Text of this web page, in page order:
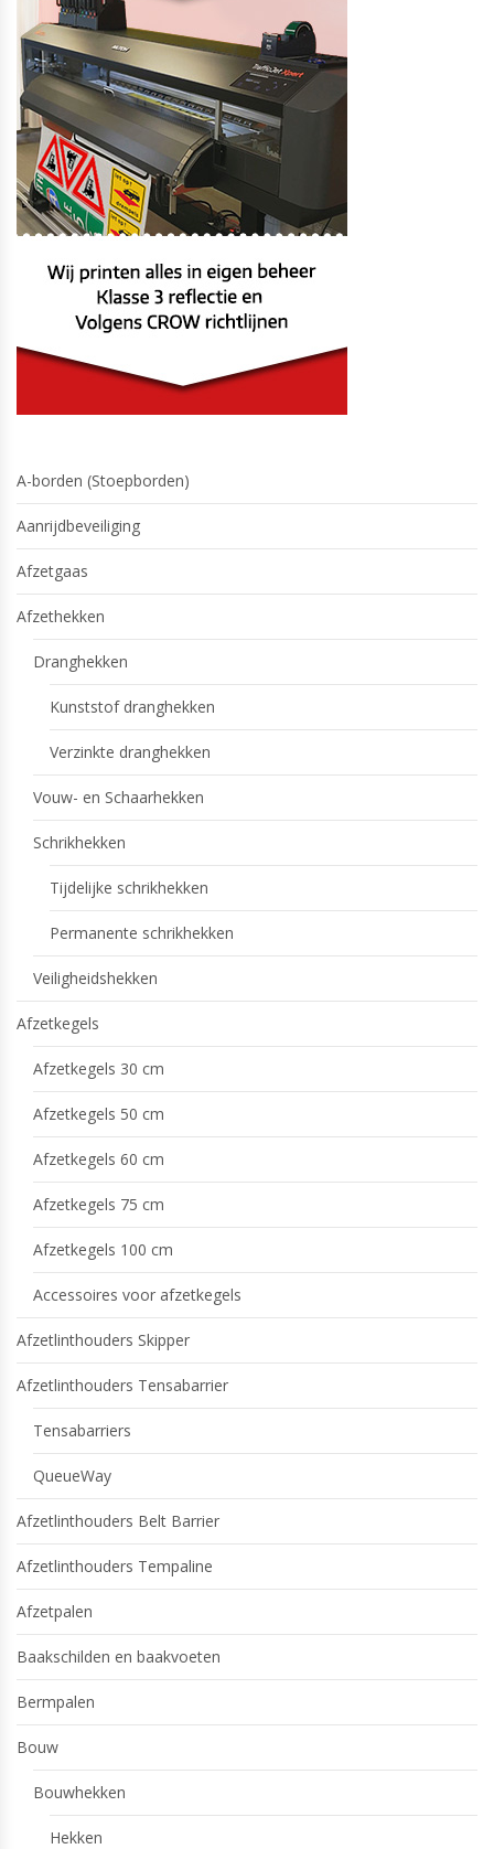
A-borden (Stoepborden)
Aanrijdbeveiliging
Afzetgaas
Afzethekken
Dranghekken
Kunststof dranghekken
Verzinkte dranghekken
Vouw- en Schaarhekken
Schrikhekken
Tijdelijke schrikhekken
Permanente schrikhekken
Veiligheidshekken
Afzetkegels
Afzetkegels 30 cm
Afzetkegels 50 cm
Afzetkegels 60 cm
Afzetkegels 75 cm
Afzetkegels 100 cm
Accessoires voor afzetkegels
Afzetlinthouders Skipper
Afzetlinthouders Tensabarrier
Tensabarriers
QueueWay
Afzetlinthouders Belt Barrier
Afzetlinthouders Tempaline
Afzetpalen
Baakschilden en baakvoeten
Bermpalen
Bouw
Bouwhekken
Hekken